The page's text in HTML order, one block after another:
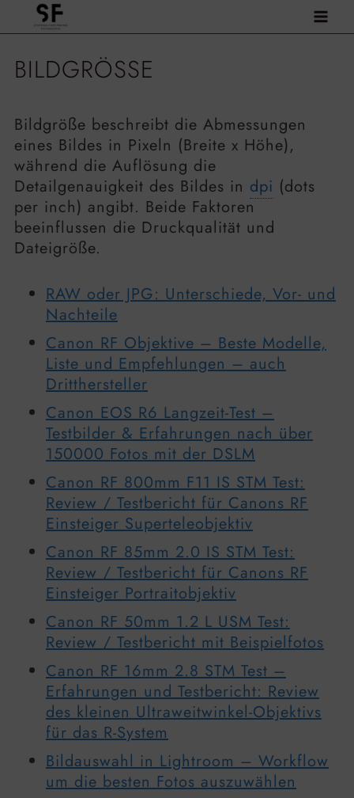
Inhalt
BILDGRÖSSE
Bildgröße beschreibt die Abmessungen
eines Bildes in Pixeln (Breite x Höhe),
während die Auflösung die
Detailgenauigkeit des Bildes in dpi (dots
per inch) angibt. Beide Faktoren
beeinflussen die Druckqualität und
Dateigröße.
RAW oder JPG: Unterschiede, Vor- und
Nachteile
Canon RF Objektive – Beste Modelle,
Liste und Empfehlungen – auch
Dritthersteller
Canon EOS R6 Langzeit-Test –
Testbilder & Erfahrungen nach über
150000 Fotos mit der DSLM
Canon RF 800mm F11 IS STM Test:
Review / Testbericht für Canons RF
Einsteiger Superteleobjektiv
Canon RF 85mm 2.0 IS STM Test:
Review / Testbericht für Canons RF
Einsteiger Portraitobjektiv
Canon RF 50mm 1.2 L USM Test:
Review / Testbericht mit Beispielfotos
Canon RF 16mm 2.8 STM Test –
Erfahrungen und Testbericht: Review
des kleinen Ultraweitwinkel-Objektivs
für das R-System
Bildauswahl in Lightroom – Workflow
um die besten Fotos auszuwählen